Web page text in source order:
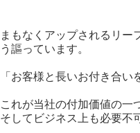
まもなくアップされるリー
う謳っています。
「お客様と長いお付き合い
これが当社の付加価値の一
そしてビジネス上も必要不